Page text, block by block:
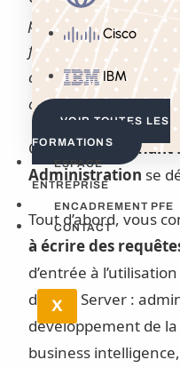
Cisco
IBM
VOIR TOUTES LES
FORMATIONS
ESPACE
ENTREPRISE
ENCADREMENT PFE
CONTACT
X
par Microsoft : en
formation agréé
certifié Microsoft, lab
cours officiel Microsoft
Cecursus certifiant
Administration se
Tout d’abord, vous
à écrire des
d’entrée à
de SQL Server :
développement de
business